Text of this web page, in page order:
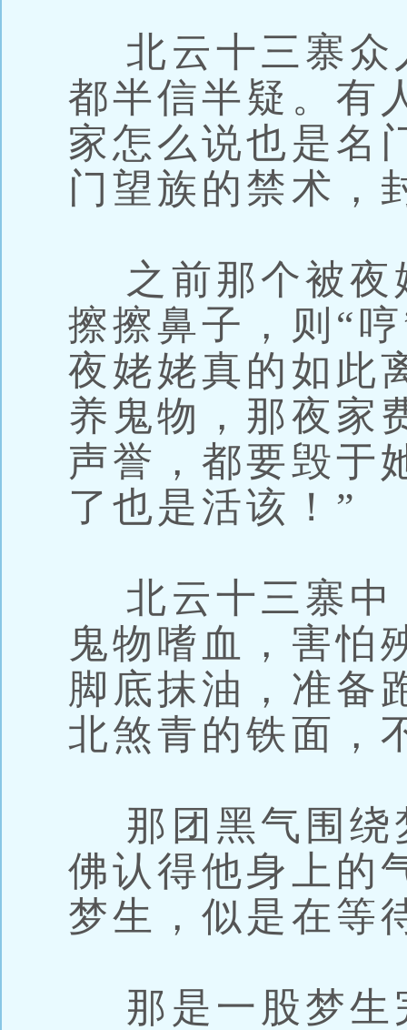
北云十三寨众
都半信半疑。有
家怎么说也是名
门望族的禁术，
之前那个被夜
擦擦鼻子，则“
夜姥姥真的如此
养鬼物，那夜家
声誉，都要毁于
了也是活该！”
北云十三寨中
鬼物嗜血，害怕
脚底抹油，准备
北煞青的铁面，
那团黑气围绕
佛认得他身上的
梦生，似是在等
那是一股梦生